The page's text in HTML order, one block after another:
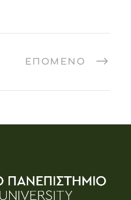
ΕΠΌΜΕΝΟ